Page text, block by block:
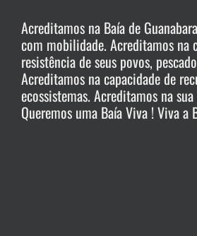
Acreditamos na Baía de
com mobilidade. Acreditamos na
resistência de seus povos,
Acreditamos na capacidade de
ecossistemas. Acreditamos na
Queremos uma Baía Viva ! Viva a